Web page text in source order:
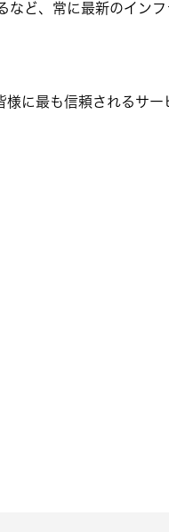
ど、常に最新のイン
に最も信頼されるサ